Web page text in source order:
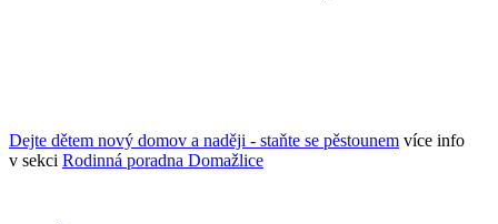
Dejte dětem nový domov a naději - staňte se pěstounem více info
v sekci Rodinná poradna Domažlice